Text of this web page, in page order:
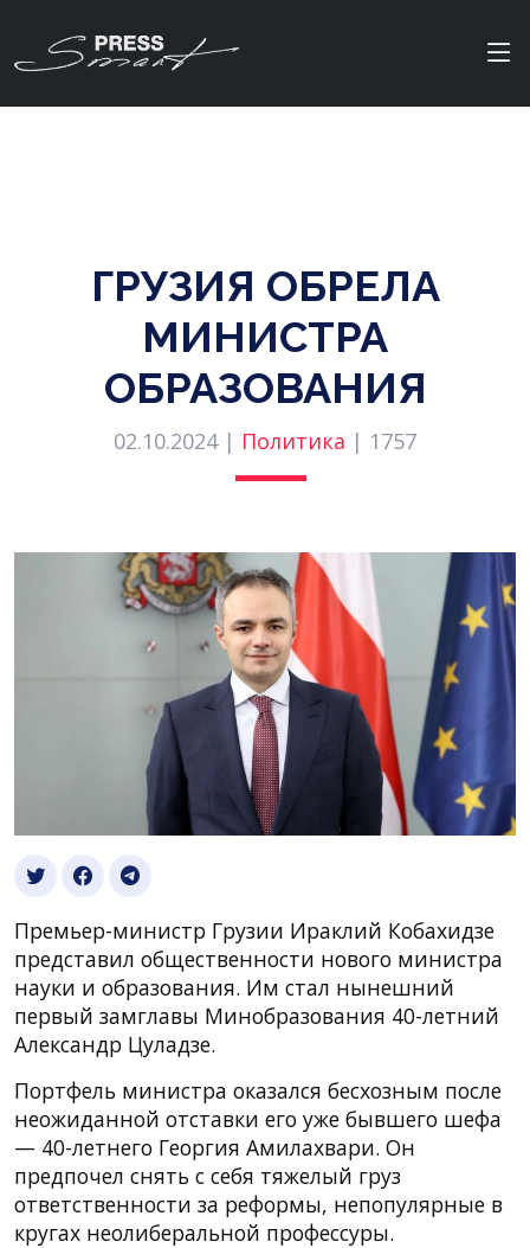
ГРУЗИЯ ОБРЕЛА
МИНИСТРА
ОБРАЗОВАНИЯ
02.10.2024 | Политика | 1757
Премьер-министр Грузии Ираклий Кобахидзе
представил общественности нового министра
науки и образования. Им стал нынешний
первый замглавы Минобразования 40-летний
Александр Цуладзе.
Портфель министра оказался бесхозным после
неожиданной отставки его уже бывшего шефа
— 40-летнего Георгия Амилахвари. Он
предпочел снять с себя тяжелый груз
ответственности за реформы, непопулярные в
кругах неолиберальной профессуры.